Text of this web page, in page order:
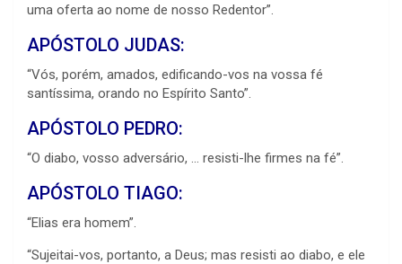
uma oferta ao nome de nosso Redentor”.
APÓSTOLO JUDAS:
“Vós, porém, amados, edificando-vos na vossa fé
santíssima, orando no Espírito Santo”.
APÓSTOLO PEDRO:
“O diabo, vosso adversário, … resisti-lhe firmes na fé”.
APÓSTOLO TIAGO:
“Elias era homem”.
“Sujeitai-vos, portanto, a Deus; mas resisti ao diabo, e ele